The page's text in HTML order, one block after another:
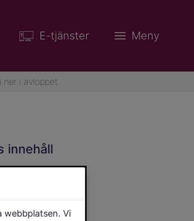
E-tjänster Meny
ner i avloppet
innehåll
webbplatsen. Vi